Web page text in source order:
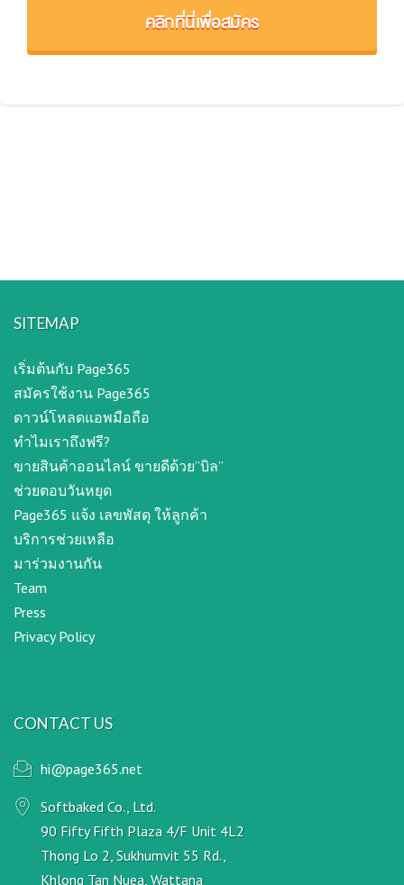
คลิกที่นี่เพื่อสมัคร
SITEMAP
เริ่มต้นกับ Page365
สมัครใช้งาน Page365
ดาวน์โหลดแอพมือถือ
ทำไมเราถึงฟรี?
ขายสินค้าออนไลน์ ขายดีด้วย”บิล”
ช่วยตอบวันหยุด
Page365 แจ้ง เลขพัสดุ ให้ลูกค้า
บริการช่วยเหลือ
มาร่วมงานกัน
Team
Press
Privacy Policy
CONTACT US
hi@page365.net
Softbaked Co., Ltd.
90 Fifty Fifth Plaza 4/F Unit 4L2
Thong Lo 2, Sukhumvit 55 Rd.,
Khlong Tan Nuea, Wattana